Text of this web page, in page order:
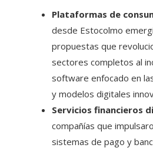
Plataformas de
desde Estocolmo
propuestas que
sectores completos al
software enfocado en
y modelos digitales
Servicios financieros
compañías que
sistemas de pago y